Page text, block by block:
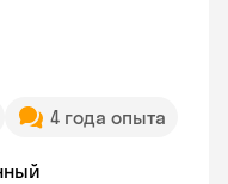
4 года опыта